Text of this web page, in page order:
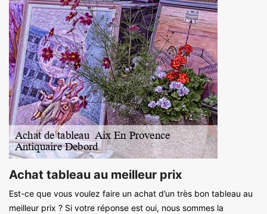
Achat tableau au meilleur prix
Est-ce que vous voulez faire un achat d’un très bon tableau au
meilleur prix ? Si votre réponse est oui, nous sommes la